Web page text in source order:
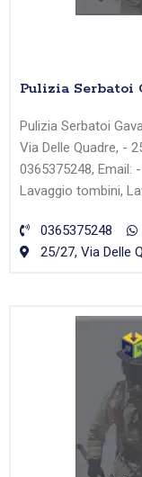
Pulizia Serbatoi
Pulizia Serbatoi
Via Delle Quadre, -
0365375248,
Lavaggio tombini,
0365375248
25/27, Via Delle